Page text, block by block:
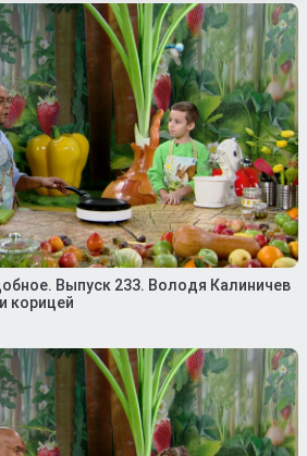
Выпуск 233. Володя Калиничев
корицей